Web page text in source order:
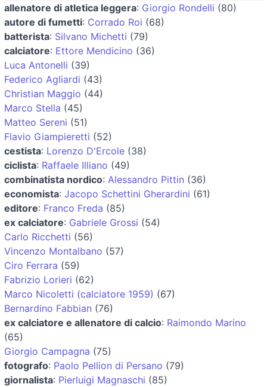
allenatore di atletica leggera: Giorgio Rondelli (80)
autore di fumetti: Corrado Roi (68)
batterista: Silvano Michetti (79)
calciatore: Ettore Mendicino (36)
Luca Antonelli (39)
Federico Agliardi (43)
Christian Maggio (44)
Marco Stella (45)
Matteo Sereni (51)
Flavio Giampieretti (52)
cestista: Lorenzo D'Ercole (38)
ciclista: Raffaele Illiano (49)
combinatista nordico: Alessandro Pittin (36)
economista: Jacopo Schettini Gherardini (61)
editore: Franco Freda (85)
ex calciatore: Gabriele Grossi (54)
Carlo Ricchetti (56)
Vincenzo Montalbano (57)
Ciro Ferrara (59)
Fabrizio Lorieri (62)
Marco Nicoletti (calciatore 1959) (67)
Bernardino Fabbian (76)
ex calciatore e allenatore di calcio: Raimondo Marino
(65)
Giorgio Campagna (75)
fotografo: Paolo Pellion di Persano (79)
giornalista: Pierluigi Magnaschi (85)